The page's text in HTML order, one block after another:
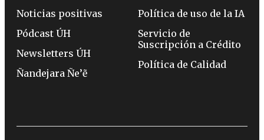
Noticias positivas
Pódcast ÚH
Newsletters ÚH
Ñandejara Ñe’ẽ
Política de uso de la IA
Servicio de
Suscripción a Crédito
Política de Calidad